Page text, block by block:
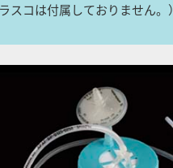
コは付属しておりません。）